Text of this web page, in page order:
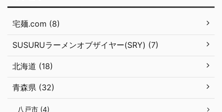
宅麺.com (8)
SUSURUラーメンオブザイヤー(SRY) (7)
北海道 (18)
青森県 (32)
八戸市 (4)